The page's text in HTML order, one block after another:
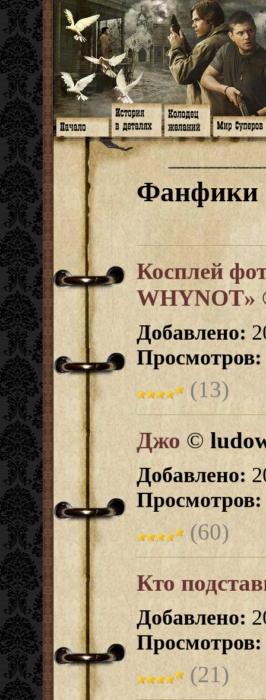
Главная
Программа
Форум
Facebook
Гостевая
Книги
Галереи
Музыка
Видео
Субтитры
Заметки
Мысли
Откровение
Арт-кафе
Игромания
Фанфики
Фанарт
Анекдоты
Передоз
Страшилки
Знакомство
Обитатели
Семейное
Дневник
СИЗО
Суперы от и
Фанфики
Косплей
WHYNOT»
Добавлено:
Просмотров:
(13)
Джо ©
Добавлено:
Просмотров:
(60)
Кто
Добавлено:
Просмотров:
(21)